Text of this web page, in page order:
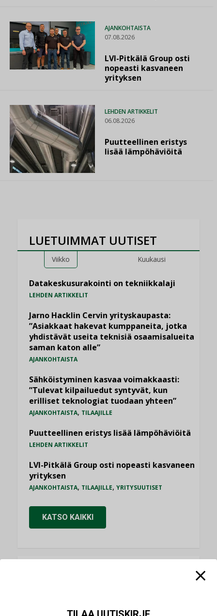
AJANKOHTAISTA
07.08.2026
LVI-Pitkälä Group osti
nopeasti kasvaneen
yrityksen
LEHDEN ARTIKKELIT
06.08.2026
Puutteellinen eristys
lisää lämpöhäviöitä
LUETUIMMAT UUTISET
Viikko Kuukausi
Datakeskusurakointi on tekniikkalaji
LEHDEN ARTIKKELIT
Jarno Hacklin Cervin yrityskaupasta:
”Asiakkaat hakevat kumppaneita, jotka
yhdistävät useita teknisiä osaamisalueita
saman katon alle”
AJANKOHTAISTA
Sähköistyminen kasvaa voimakkaasti:
”Tulevat kilpailuedut syntyvät, kun
erilliset teknologiat tuodaan yhteen”
AJANKOHTAISTA, TILAAJILLE
Puutteellinen eristys lisää lämpöhäviöitä
LEHDEN ARTIKKELIT
LVI-Pitkälä Group osti nopeasti kasvaneen
yrityksen
AJANKOHTAISTA, TILAAJILLE, YRITYSUUTISET
KATSO KAIKKI
käyttöön kiinteistöissä